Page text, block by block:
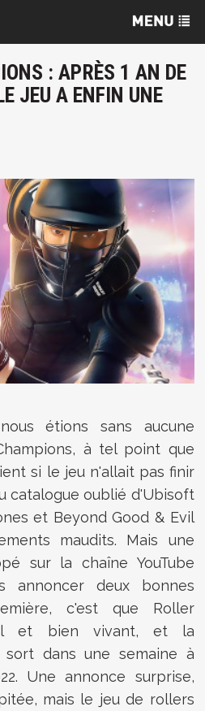
: APRÈS 1 AN DE
JEU A ENFIN UNE
étions sans aucune
à tel point que
si le jeu n'allait pas finir
catalogue oublié d'Ubisoft
et Beyond Good & Evil
maudits. Mais une
sur la chaîne YouTube
annoncer deux bonnes
c'est que Roller
et bien vivant, et la
sort dans une semaine à
Une annonce surprise,
mais le jeu de rollers